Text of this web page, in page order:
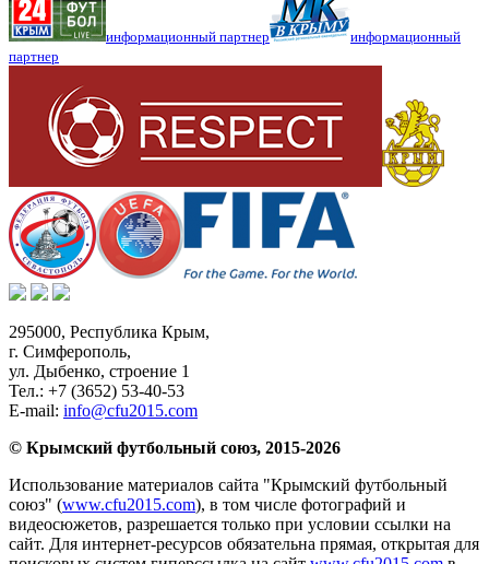
информационный партнер
информационный
партнер
295000, Республика Крым,
г. Симферополь,
ул. Дыбенко, строение 1
Тел.: +7 (3652) 53-40-53
E-mail: info@cfu2015.com
© Крымский футбольный союз, 2015-2026
Использование материалов сайта "Крымский футбольный
союз" (www.cfu2015.com), в том числе фотографий и
видеосюжетов, разрешается только при условии ссылки на
сайт. Для интернет-ресурсов обязательна прямая, открытая для